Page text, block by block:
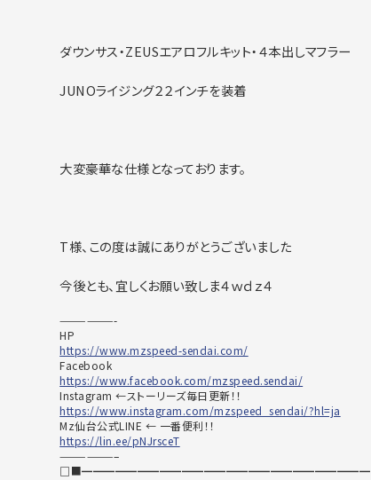
ダウンサス・ZEUSエアロフルキット・４本出しマフラー
JUNOライジング２２インチを装着
大変豪華な仕様となっております。
T様、この度は誠にありがとうございました
今後とも、宜しくお願い致しま４ｗｄｚ４
——————-
HP
https://www.mzspeed-sendai.com/
Facebook
https://www.facebook.com/mzspeed.sendai/
Instagram ←ストーリーズ毎日更新！！
https://www.instagram.com/mzspeed_sendai/?hl=ja
Mz仙台公式LINE ← 一番便利！！
https://lin.ee/pNJrsceT
——————–
□■━━━━━━━━━━━━━━━━━━━━━━━━━━